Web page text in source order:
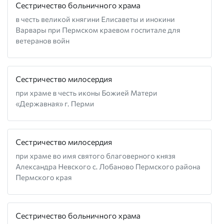
Сестричество больничного храма
в честь великой княгини Елисаветы и инокини
Варвары при Пермском краевом госпитале для
ветеранов войн
Сестричество милосердия
при храме в честь иконы Божией Матери
«Державная» г. Перми
Сестричество милосердия
при храме во имя святого благоверного князя
Александра Невского с. Лобаново Пермского района
Пермского края
Сестричество больничного храма